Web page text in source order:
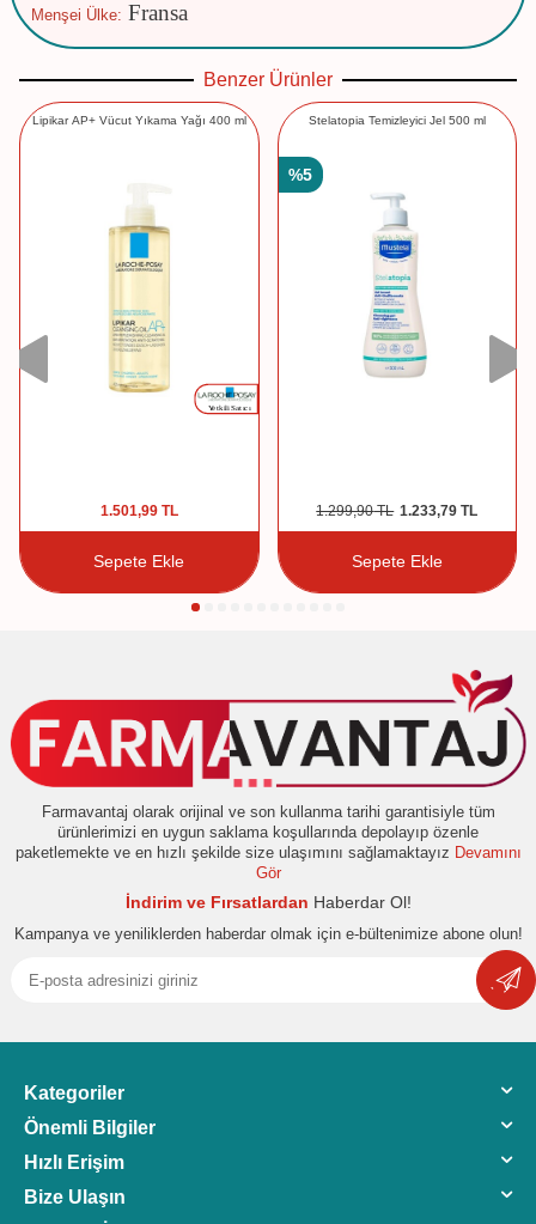
Menşei Ülke: Fransa
Benzer Ürünler
Lipikar AP+ Vücut Yıkama Yağı 400 ml
1.501,99TL
Sepete Ekle
Stelatopia Temizleyici Jel 500 ml
%5
1.299,90TL 1.233,79 TL
Sepete Ekle
Farmavantaj olarak orijinal ve son kullanma tarihi garantisiyle tüm
ürünlerimizi en uygun saklama koşullarında depolayıp özenle
paketlemekte ve en hızlı şekilde size ulaşımını sağlamaktayız Devamını
Gör
İndirim ve Fırsatlardan Haberdar Ol!
Kampanya ve yeniliklerden haberdar olmak için e-bültenimize abone olun!
Kategoriler
Önemli Bilgiler
Hızlı Erişim
Bize Ulaşın